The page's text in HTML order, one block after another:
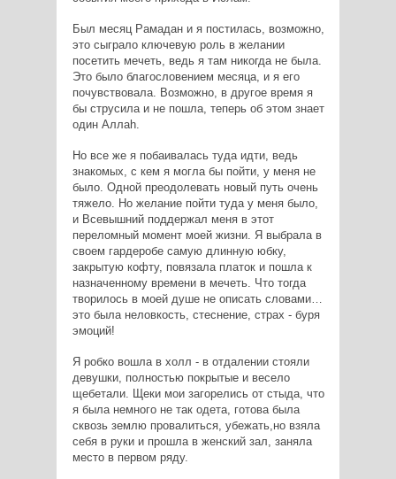
Был месяц Рамадан и я постилась, возможно,
это сыграло ключевую роль в желании
посетить мечеть, ведь я там никогда не была.
Это было благословением месяца, и я его
почувствовала. Возможно, в другое время я
бы струсила и не пошла, теперь об этом знает
один Аллаh.
Но все же я побаивалась туда идти, ведь
знакомых, с кем я могла бы пойти, у меня не
было. Одной преодолевать новый путь очень
тяжело. Но желание пойти туда у меня было,
и Всевышний поддержал меня в этот
переломный момент моей жизни. Я выбрала в
своем гардеробе самую длинную юбку,
закрытую кофту, повязала платок и пошла к
назначенному времени в мечеть. Что тогда
творилось в моей душе не описать словами…
это была неловкость, стеснение, страх - буря
эмоций!
Я робко вошла в холл - в отдалении стояли
девушки, полностью покрытые и весело
щебетали. Щеки мои загорелись от стыда, что
я была немного не так одета, готова была
сквозь землю провалиться, убежать,но взяла
себя в руки и прошла в женский зал, заняла
место в первом ряду.